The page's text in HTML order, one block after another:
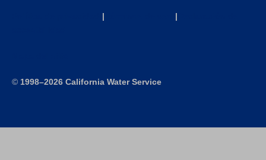
| |
© 1998–2026 California Water Service